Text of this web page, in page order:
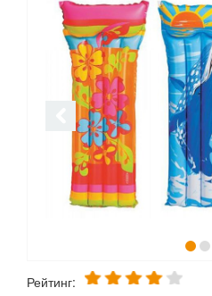
Рейтинг: